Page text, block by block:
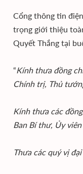
Cổng thông tin
trọng giới thiệu
Quyết Thắng tại
“Kính thưa đồng
Chính trị, Thủ
Kính thưa các
Ban Bí thư, Ủy
Thưa các quý vị